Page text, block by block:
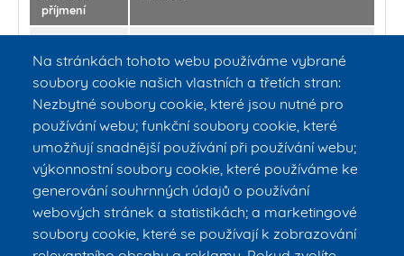
Na stránkách tohoto webu používáme vybrané
soubory cookie našich vlastních a třetích stran:
Nezbytné soubory cookie, které jsou nutné pro
používání webu; funkční soubory cookie, které
umožňují snadnější používání při používání webu;
výkonnostní soubory cookie, které používáme ke
generování souhrnných údajů o používání
webových stránek a statistikách; a marketingové
soubory cookie, které se používají k zobrazování
příjmení
Správa serverů, učeben, tiskáren a
koncových stanic
ICT podpora
Zdeněk
Kubec
Správa učeben, tiskáren a koncových
stanic
ICT podpora
Referát pro doktorské studium
Referát propagace